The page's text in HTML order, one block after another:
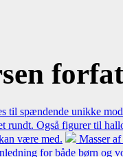
til spændende unikke
rundt. Også figurer til
være med.
Masser
for både børn og